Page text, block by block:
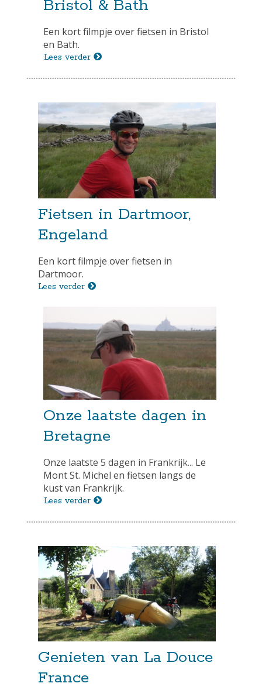
Bristol & Bath
Een kort filmpje over fietsen in Bristol
en Bath.
Lees verder
Fietsen in Dartmoor,
Engeland
Een kort filmpje over fietsen in
Dartmoor.
Lees verder
Onze laatste dagen in
Bretagne
Onze laatste 5 dagen in Frankrijk... Le
Mont St. Michel en fietsen langs de
kust van Frankrijk.
Lees verder
Genieten van La Douce
France